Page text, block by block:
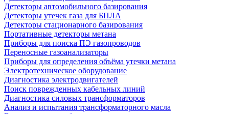
Детекторы автомобильного базирования
Детекторы утечек газа для БПЛА
Детекторы стационарного базирования
Портативные детекторы метана
Приборы для поиска ПЭ газопроводов
Переносные газоанализаторы
Приборы для определения объёма утечки метана
Электротехническое оборудование
Диагностика электродвигателей
Поиск поврежденных кабельных линий
Диагностика силовых трансформаторов
Анализ и испытания трансформаторного масла